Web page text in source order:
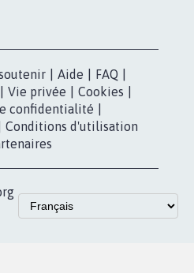
Aide FAQ
Vie privée Cookies
confidentialité
Conditions d'utilisation